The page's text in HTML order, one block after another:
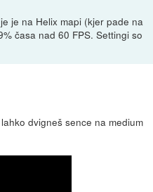
je na Helix mapi (kjer pade na
časa nad 60 FPS. Settingi so
dvigneš sence na medium